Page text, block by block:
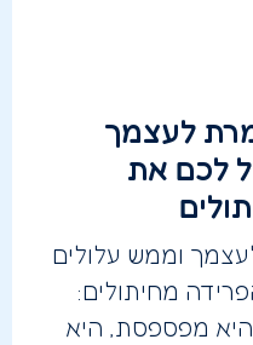
לעצמך
לכם את
וממש עלולים
מחיתולים:
היא מפספסת, היא